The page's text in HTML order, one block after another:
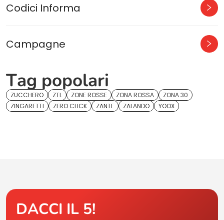
Codici Informa
Campagne
Tag popolari
ZUCCHERO ZTL ZONE ROSSE ZONA ROSSA
ZONA 30
ZINGARETTI
ZERO CLICK ZANTE ZALANDO YOOX
DACCI IL 5!